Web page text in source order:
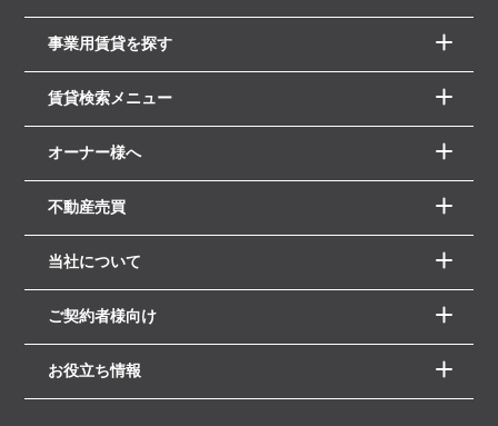
事業用賃貸を探す
賃貸検索メニュー
オーナー様へ
不動産売買
当社について
ご契約者様向け
お役立ち情報